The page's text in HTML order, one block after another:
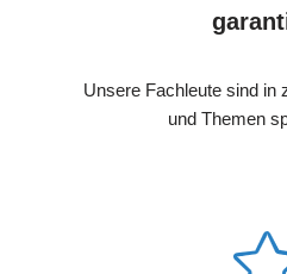
Unsere Fachleute sind in
und Themen